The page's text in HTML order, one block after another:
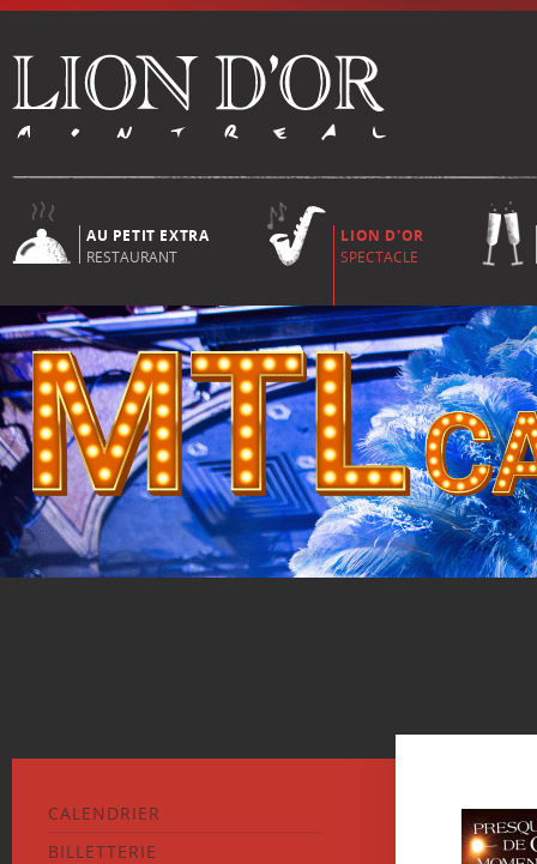
AU PETIT EXTRA
RESTAURANT
LION D'OR
SPECTACLE
CALENDRIER
BILLETTERIE